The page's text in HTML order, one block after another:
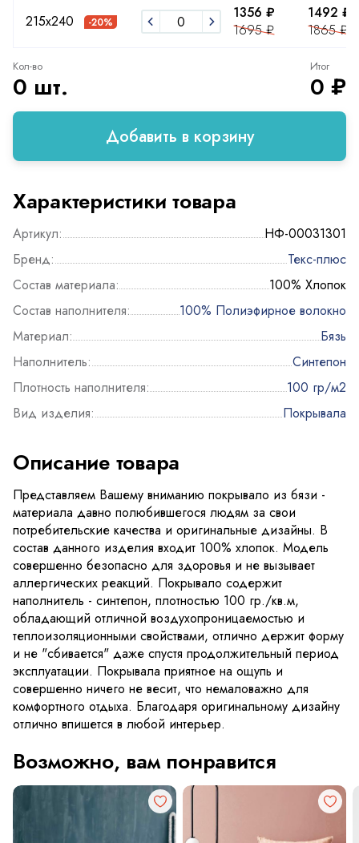
215х240 -20%
1356 ₽
1695 ₽
1492 ₽
1865 ₽
Кол-во
0 шт.
Итог
0 ₽
Добавить в корзину
Характеристики товара
Артикул:
НФ-00031301
Бренд:
Текс-плюс
Состав материала:
100% Хлопок
Состав наполнителя:
100% Полиэфирное волокно
Материал:
Бязь
Наполнитель:
Синтепон
Плотность наполнителя:
100 гр/м2
Вид изделия:
Покрывала
Описание товара
Представляем Вашему вниманию покрывало из бязи -
материала давно полюбившегося людям за свои
потребительские качества и оригинальные дизайны. В
состав данного изделия входит 100% хлопок. Модель
совершенно безопасно для здоровья и не вызывает
аллергических реакций. Покрывало содержит
наполнитель - синтепон, плотностью 100 гр./кв.м,
обладающий отличной воздухопроницаемостью и
теплоизоляционными свойствами, отлично держит форму
и не "сбивается" даже спустя продолжительный период
эксплуатации. Покрывала приятное на ощупь и
совершенно ничего не весит, что немаловажно для
комфортного отдыха. Благодаря оригинальному дизайну
отлично впишется в любой интерьер.
Возможно, вам понравится